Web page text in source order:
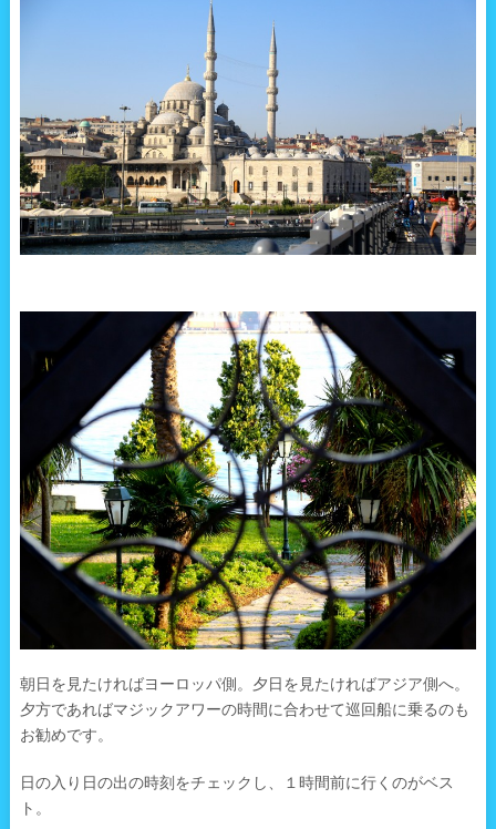
朝日を見たければヨーロッパ側。夕日を見たければアジア側へ。
夕方であればマジックアワーの時間に合わせて巡回船に乗るのも
お勧めです。
日の入り日の出の時刻をチェックし、１時間前に行くのがベス
ト。